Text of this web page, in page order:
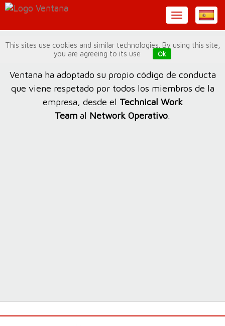
Código de conducta
Ventana ha adoptado su propio código de conducta
que viene respetado por todos los miembros de la
empresa, desde el Technical Work
Team al Network Operativo.
This sites use cookies and similar technologies. By using this site,
you are agreeing to its use
Ok